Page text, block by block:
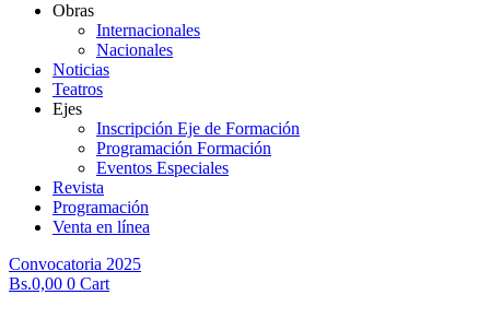
Obras
Internacionales
Nacionales
Noticias
Teatros
Ejes
Inscripción Eje de Formación
Programación Formación
Eventos Especiales
Revista
Programación
Venta en línea
Convocatoria 2025
Bs.0,00 0 Cart